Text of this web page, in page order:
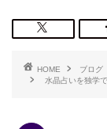
HOME ブログ
水晶占いを独学